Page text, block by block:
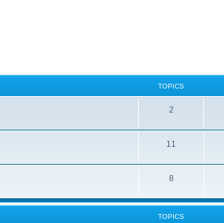
TOPICS
2
11
8
TOPICS